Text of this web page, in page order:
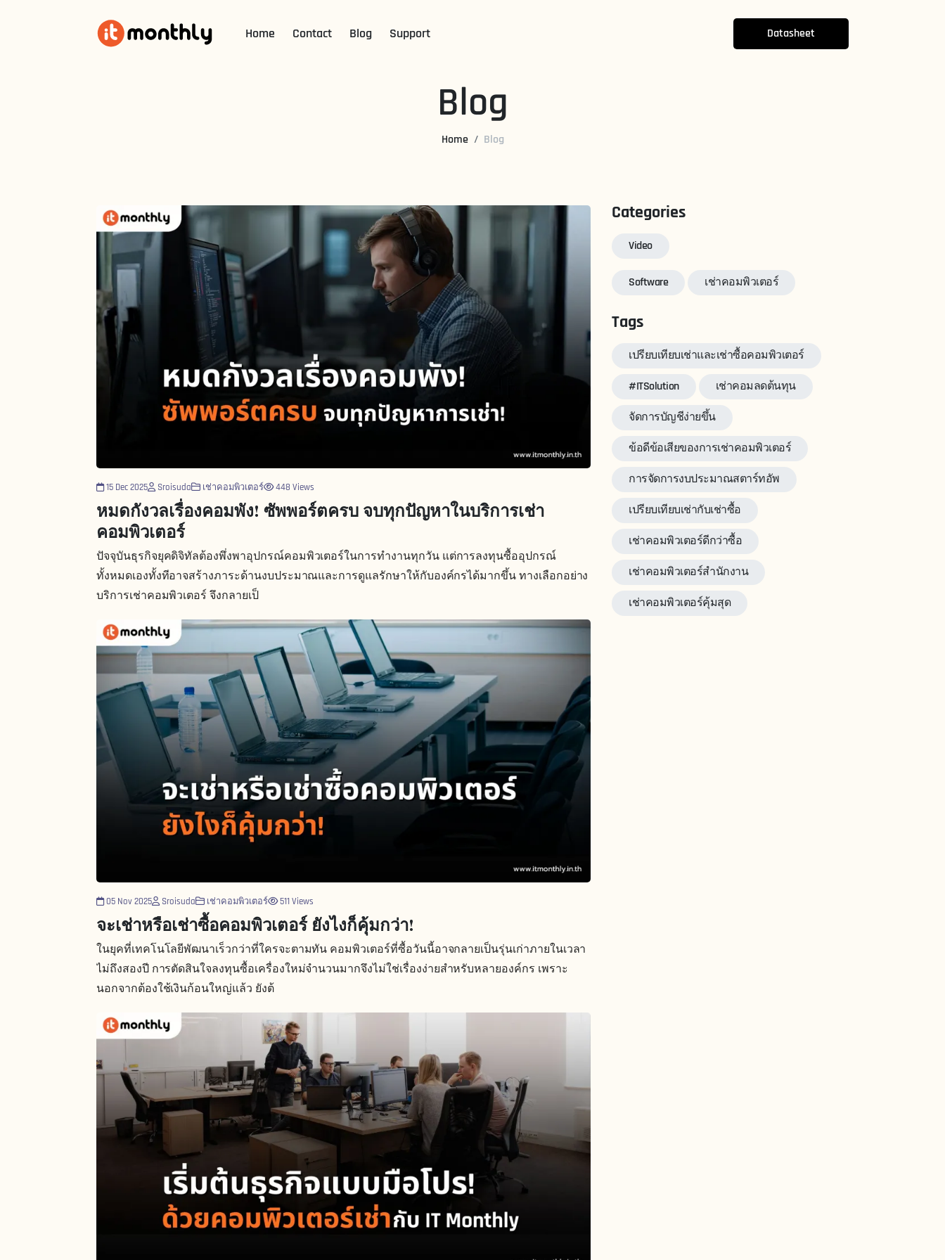
Home Contact Blog Support Datasheet
Blog
Home Blog
15 Dec 2025 Sroisuda เช่าคอมพิวเตอร์ 448 Views
หมดกังวลเรื่องคอมพัง! ซัพพอร์ตครบ จบทุกปัญหาในบริการเช่า
คอมพิวเตอร์
ปัจจุบันธุรกิจยุคดิจิทัลต้องพึ่งพาอุปกรณ์คอมพิวเตอร์ในการทำงานทุกวัน แต่การลงทุนซื้ออุปกรณ์
ทั้งหมดเองทั้งทีอาจสร้างภาระด้านงบประมาณและการดูแลรักษาให้กับองค์กรได้มากขึ้น ทางเลือกอย่าง
บริการเช่าคอมพิวเตอร์ จึงกลายเป็
05 Nov 2025 Sroisuda เช่าคอมพิวเตอร์ 511 Views
จะเช่าหรือเช่าซื้อคอมพิวเตอร์ ยังไงก็คุ้มกว่า!
ในยุคที่เทคโนโลยีพัฒนาเร็วกว่าที่ใครจะตามทัน คอมพิวเตอร์ที่ซื้อวันนี้อาจกลายเป็นรุ่นเก่าภายในเวลา
ไม่ถึงสองปี การตัดสินใจลงทุนซื้อเครื่องใหม่จำนวนมากจึงไม่ใช่เรื่องง่ายสำหรับหลายองค์กร เพราะ
นอกจากต้องใช้เงินก้อนใหญ่แล้ว ยังต้
Categories
Video
Software เช่าคอมพิวเตอร์
Tags
เปรียบเทียบเช่าและเช่าซื้อคอมพิวเตอร์
#ITSolution เช่าคอมลดต้นทุน
จัดการบัญชีง่ายขึ้น
ข้อดีข้อเสียของการเช่าคอมพิวเตอร์
การจัดการงบประมาณสตาร์ทอัพ
เปรียบเทียบเช่ากับเช่าซื้อ
เช่าคอมพิวเตอร์ดีกว่าซื้อ
เช่าคอมพิวเตอร์สำนักงาน
เช่าคอมพิวเตอร์คุ้มสุด